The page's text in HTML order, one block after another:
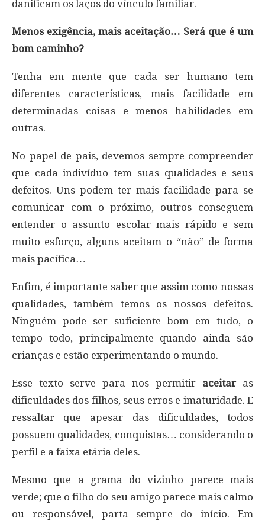
danificam os laços do vínculo familiar.
Menos exigência, mais aceitação… Será que é um
bom caminho?
Tenha em mente que cada ser humano tem
diferentes características, mais facilidade em
determinadas coisas e menos habilidades em
outras.
No papel de pais, devemos sempre compreender
que cada indivíduo tem suas qualidades e seus
defeitos. Uns podem ter mais facilidade para se
comunicar com o próximo, outros conseguem
entender o assunto escolar mais rápido e sem
muito esforço, alguns aceitam o “não” de forma
mais pacífica…
Enfim, é importante saber que assim como nossas
qualidades, também temos os nossos defeitos.
Ninguém pode ser suficiente bom em tudo, o
tempo todo, principalmente quando ainda são
crianças e estão experimentando o mundo.
Esse texto serve para nos permitir aceitaras
dificuldades dos filhos, seus erros e imaturidade. E
ressaltar que apesar das dificuldades, todos
possuem qualidades, conquistas… considerando o
perfil e a faixa etária deles.
Mesmo que a grama do vizinho parece mais
verde; que o filho do seu amigo parece mais calmo
ou responsável, parta sempre do início. Em